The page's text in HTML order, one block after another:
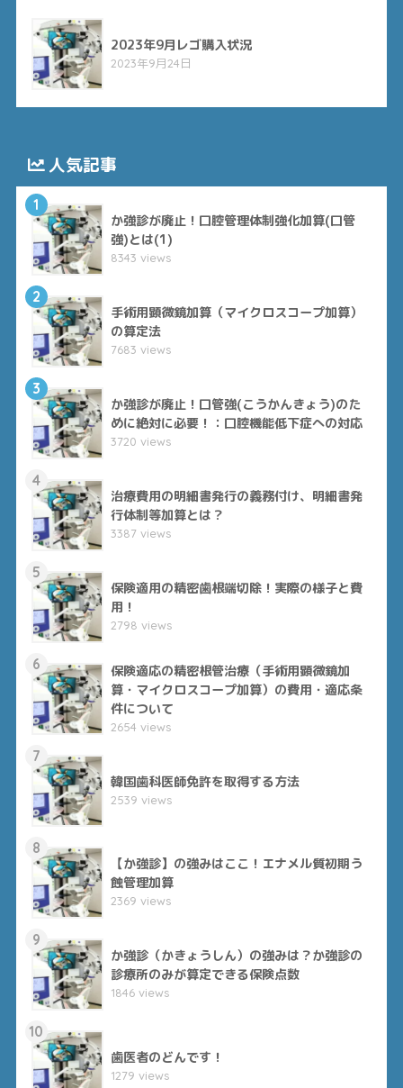
2023年9月レゴ購入状況
2023年9月24日
人気記事
1
か強診が廃止！口腔管理体制強化加算(口管
強)とは(1)
8343 views
2
手術用顕微鏡加算（マイクロスコープ加算）
の算定法
7683 views
3
か強診が廃止！口管強(こうかんきょう)のた
めに絶対に必要！：口腔機能低下症への対応
3720 views
4
治療費用の明細書発行の義務付け、明細書発
行体制等加算とは？
3387 views
5
保険適用の精密歯根端切除！実際の様子と費
用！
2798 views
6
保険適応の精密根管治療（手術用顕微鏡加
算・マイクロスコープ加算）の費用・適応条
件について
2654 views
7
韓国歯科医師免許を取得する方法
2539 views
8
【か強診】の強みはここ！エナメル質初期う
蝕管理加算
2369 views
9
か強診（かきょうしん）の強みは？か強診の
診療所のみが算定できる保険点数
1846 views
10
歯医者のどんです！
1279 views